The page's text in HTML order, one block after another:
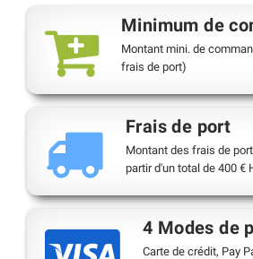
Minimum de
Montant mini. de
frais de port)
Frais de port
Montant des frais de
partir d'un total de 400 €
4 Modes de
Carte de crédit, Pay